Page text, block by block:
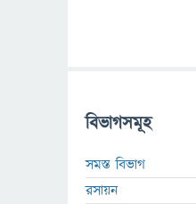
বিভাগসমূহ
সমস্ত বিভাগ
রসায়ন